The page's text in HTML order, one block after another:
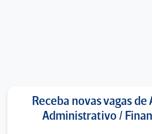
Receba novas vagas de
Administrativo /